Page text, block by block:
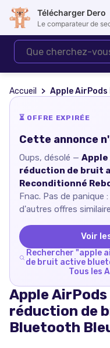
Accueil Apple AirPods Max Premium à réduction de bruit active Bluetooth
⏳ OFFRE EXPIRÉE
Cette annonce
Oups, désolé — Apple
réduction de bruit
Reconditionné
Fnac. Pas de panique
d'autres offres
Voir
Rechercher "apple
de bruit active
Tous les
Apple
réduction de
Bluetooth
Télécharger Dero
Le comparateur de